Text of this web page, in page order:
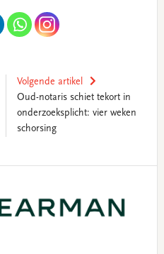
Volgende artikel
Oud-notaris schiet tekort in
onderzoeksplicht: vier weken
schorsing